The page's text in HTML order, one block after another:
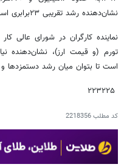
نشان‌دهنده رشد تقریبی ۲۳برابری است.
نماینده کارگران در شورای عالی
تورم (و قیمت ارز)، نشان‌دهنده
است تا بتوان میان رشد دستمزدها و
کد مطلب2218356